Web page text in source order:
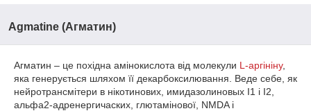
Agmatine (Агматин)
Агматин – це похідна амінокислота від молекули L-аргініну,
яка генерується шляхом її декарбоксилювання. Веде себе, як
нейротрансмітери в нікотинових, имидазолиновых I1 і I2,
альфа2-адренергичаских, глютамінової, NMDA і